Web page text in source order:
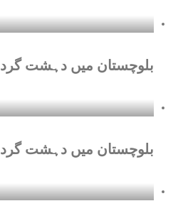
بلوچستان میں دہشت گردی
بلوچستان میں دہشت گردی